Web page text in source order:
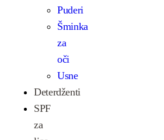
Puderi
Šminka
za
oči
Usne
Deterdženti
SPF
za